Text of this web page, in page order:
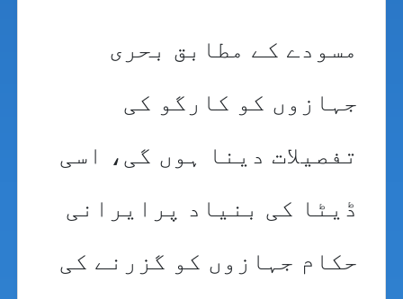
مسودے کے مطابق بحری
جہازوں کو کارگو کی
تفصیلات دینا ہوں گی، اسی
ڈیٹا کی بنیاد پرایرانی
حکام جہازوں کو گزرنے کی